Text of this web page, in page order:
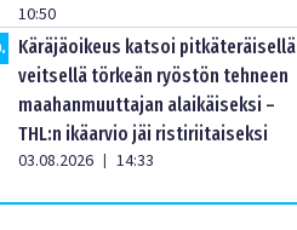
10:50
.
Käräjäoikeus katsoi pitkäteräisellä
veitsellä törkeän ryöstön tehneen
maahanmuuttajan alaikäiseksi –
THL:n ikäarvio jäi ristiriitaiseksi
03.08.2026 | 14:33